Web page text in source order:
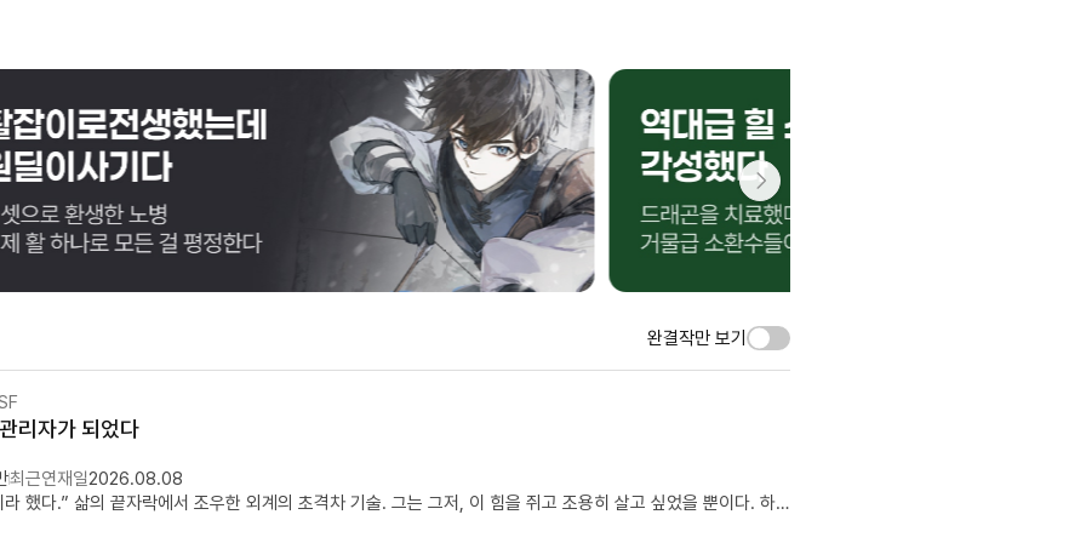
완결작만 보기
리자가 되었다
최근연재일2026.08.08
“지구는 원시 문명이라 했다.” 삶의 끝자락에서 조우한 외계의 초격차 기술. 그는 그저, 이 힘을 쥐고 조용히 살고 싶었을 뿐이다. 하지만 인류의 수준은 생각보다 훨씬 낮았고, 세상은 자꾸만 그를 문명 밖으로 끌어내려 한다. “방해받고 싶지 않으니, 수준 좀 맞춰보지.” 보이지 않는 곳에서 세상을 재정의하는 단 한 명의 문명 관리자. 그의 조용한 행보가 시작된다.